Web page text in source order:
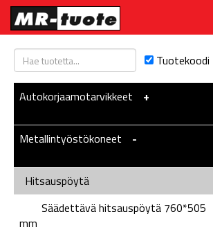
Tuotekoodi
Autokorjaamotarvikkeet +
Metallintyöstökoneet
-
Hitsauspöytä
Säädettävä hitsauspöytä 760*505
mm